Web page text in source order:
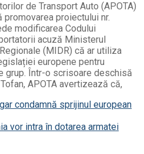
de Transport Auto (APOTA)
proiectului nr.
modificarea Codului
acuză Ministerul
(MIDR) că ar utiliza
europene pentru
grup. Într-o scrisoare deschisă
APOTA avertizează că,
condamnă sprijinul european
vor intra în dotarea armatei